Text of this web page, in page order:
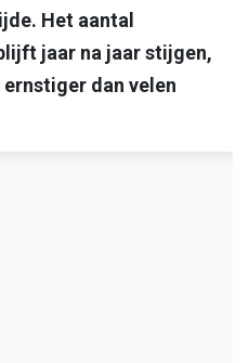
Het aantal
jaar na jaar stijgen,
dan velen